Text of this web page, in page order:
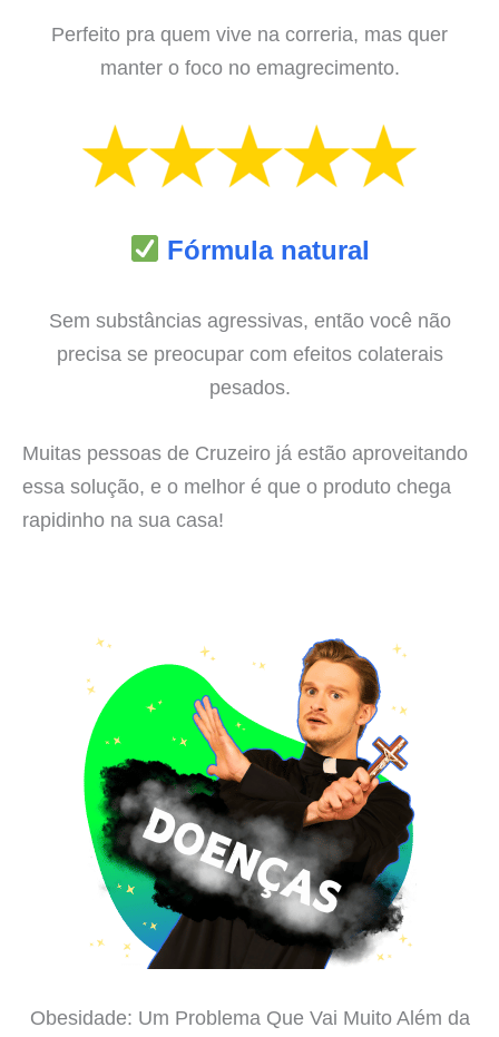
Perfeito pra quem vive na correria, mas quer
manter o foco no emagrecimento.
Fórmula natural
Sem substâncias agressivas, então você não
precisa se preocupar com efeitos colaterais
pesados.
Muitas pessoas de Cruzeiro já estão aproveitando
essa solução, e o melhor é que o produto chega
rapidinho na sua casa!
Obesidade: Um Problema Que Vai Muito Além da